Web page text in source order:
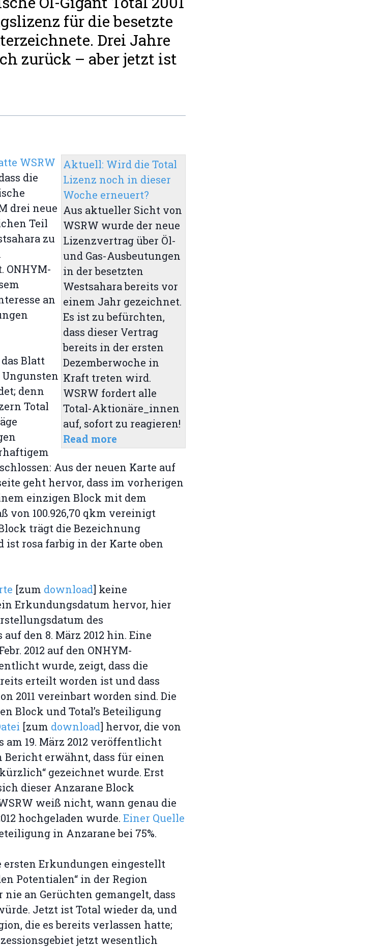
für die besetzte
Drei Jahre
zurück – aber jetzt ist
Aktuell: Wird die Total
Lizenz noch in dieser
Woche erneuert?
Aus aktueller Sicht von
WSRW wurde der neue
Lizenzvertrag über Öl-
und Gas-Ausbeutungen
in der besetzten
Westsahara bereits vor
einem Jahr gezeichnet.
Es ist zu befürchten,
dass dieser Vertrag
bereits in der ersten
Dezemberwoche in
Kraft treten wird.
WSRW fordert alle
Total-Aktionäre_innen
auf, sofort zu reagieren!
Read more
WSRW
die
drei neue
Teil
zu
ONHYM-
an
Blatt
denn
Total
Aus der neuen Karte auf
geht hervor, dass im vorherigen
einzigen Block mit dem
von 100.926,70 qkm vereinigt
trägt die Bezeichnung
ist rosa farbig in der Karte oben
[zum download] keine
Erkundungsdatum hervor, hier
des
den 8. März 2012 hin. Eine
2012 auf den ONHYM-
wurde, zeigt, dass die
erteilt worden ist und dass
2011 vereinbart worden sind. Die
Block und Total’s Beteiligung
[zum download] hervor, die von
am 19. März 2012 veröffentlicht
Bericht erwähnt, dass für einen
gezeichnet wurde. Erst
dieser Anzarane Block
weiß nicht, wann genau die
hochgeladen wurde. Einer Quelle
in Anzarane bei 75%.
ersten Erkundungen eingestellt
Potentialen“ in der Region
nie an Gerüchten gemangelt, dass
Jetzt ist Total wieder da, und
die es bereits verlassen hatte;
jetzt wesentlich